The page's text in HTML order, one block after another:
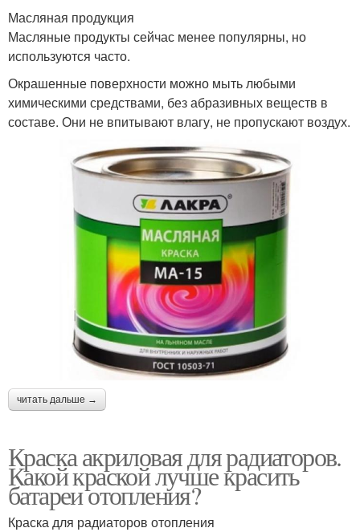
Масляная продукция
Масляные продукты сейчас менее популярны, но
используются часто.
Окрашенные поверхности можно мыть любыми
химическими средствами, без абразивных веществ в
составе. Они не впитывают влагу, не пропускают воздух.
читать дальше →
Краска акриловая для радиаторов.
Какой краской лучше красить
батареи отопления?
Краска для радиаторов отопления